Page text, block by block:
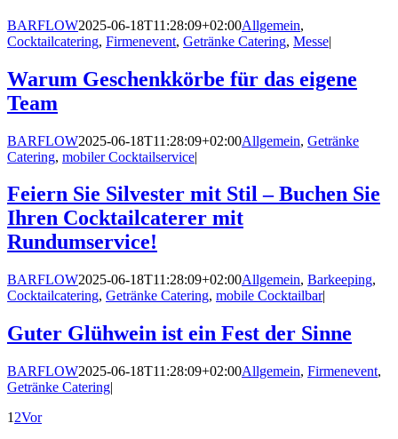
BARFLOW2025-06-18T11:28:09+02:00Allgemein,
Cocktailcatering, Firmenevent, Getränke Catering, Messe|
Warum Geschenkkörbe für das eigene
Team
BARFLOW2025-06-18T11:28:09+02:00Allgemein, Getränke
Catering, mobiler Cocktailservice|
Feiern Sie Silvester mit Stil – Buchen Sie
Ihren Cocktailcaterer mit
Rundumservice!
BARFLOW2025-06-18T11:28:09+02:00Allgemein, Barkeeping,
Cocktailcatering, Getränke Catering, mobile Cocktailbar|
Guter Glühwein ist ein Fest der Sinne
BARFLOW2025-06-18T11:28:09+02:00Allgemein, Firmenevent,
Getränke Catering|
1 2Vor